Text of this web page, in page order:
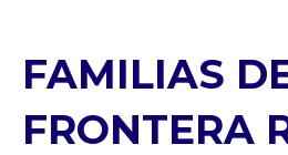
FAMILIAS
FRONTERA